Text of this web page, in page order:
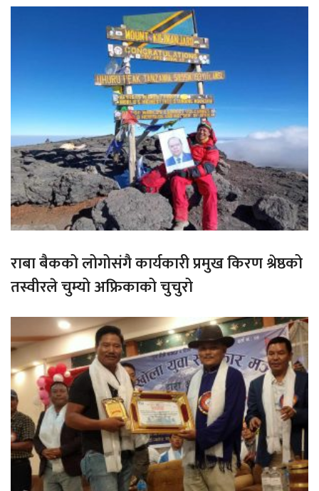
राबा बैकको लोगोसंगै कार्यकारी प्रमुख किरण श्रेष्ठको
तस्वीरले चुम्यो अफ्रिकाको चुचुरो